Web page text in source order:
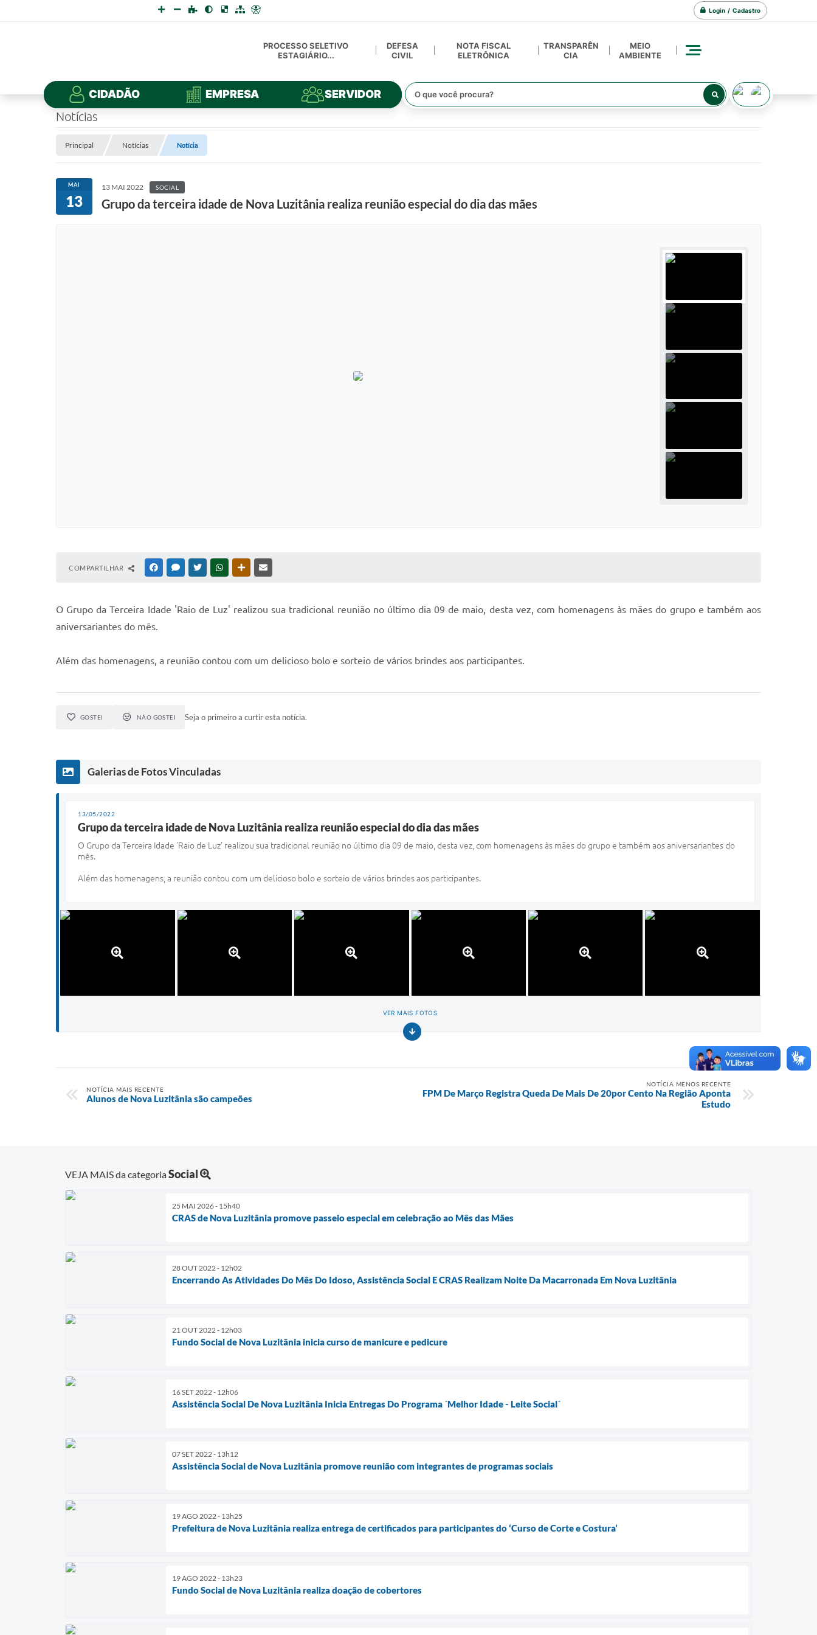
Login / Cadastro
PROCESSO SELETIVO
ESTAGIÁRIO...
DEFESA
CIVIL
NOTA FISCAL
ELETRÔNICA
TRANSPARÊN
CIA
MEIO
AMBIENTE
CIDADÃO EMPRESA SERVIDOR
Notícias
Principal Notícias Notícia
MAI
13
13 MAI 2022 SOCIAL
Grupo da terceira idade de Nova Luzitânia realiza reunião especial do dia das mães
COMPARTILHAR FACEBOOKMESSENGER
TWITTERWHATSAPPOUTRAS MÍDIAS
O Grupo da Terceira Idade 'Raio de Luz' realizou sua tradicional reunião no último dia 09 de maio, desta vez, com homenagens às mães do grupo e também aos
aniversariantes do mês.
Além das homenagens, a reunião contou com um delicioso bolo e sorteio de vários brindes aos participantes.
GOSTEI NÃO GOSTEI Seja o primeiro a curtir esta notícia.
Galerias de Fotos Vinculadas
13/05/2022
Grupo da terceira idade de Nova Luzitânia realiza reunião especial do dia das mães
O Grupo da Terceira Idade 'Raio de Luz' realizou sua tradicional reunião no último dia 09 de maio, desta vez, com homenagens às mães do grupo e também aos aniversariantes do
mês.
Além das homenagens, a reunião contou com um delicioso bolo e sorteio de vários brindes aos participantes.
VER MAIS FOTOS
NOTÍCIA MAIS RECENTE
Alunos de Nova Luzitânia são campeões
NOTÍCIA MENOS RECENTE
FPM De Março Registra Queda De Mais De 20por Cento Na Região Aponta
Estudo
VEJA MAIS da categoriaSocial
25 MAI 2026 - 15h40
CRAS de Nova Luzitânia promove passeio especial em celebração ao Mês das Mães
28 OUT 2022 - 12h02
Encerrando As Atividades Do Mês Do Idoso, Assistência Social E CRAS Realizam Noite Da Macarronada Em Nova Luzitânia
21 OUT 2022 - 12h03
Fundo Social de Nova Luzitânia inicia curso de manicure e pedicure
16 SET 2022 - 12h06
Assistência Social De Nova Luzitânia Inicia Entregas Do Programa ´Melhor Idade - Leite Social´
07 SET 2022 - 13h12
Assistência Social de Nova Luzitânia promove reunião com integrantes de programas sociais
19 AGO 2022 - 13h25
Prefeitura de Nova Luzitânia realiza entrega de certificados para participantes do ‘Curso de Corte e Costura’
19 AGO 2022 - 13h23
Fundo Social de Nova Luzitânia realiza doação de cobertores